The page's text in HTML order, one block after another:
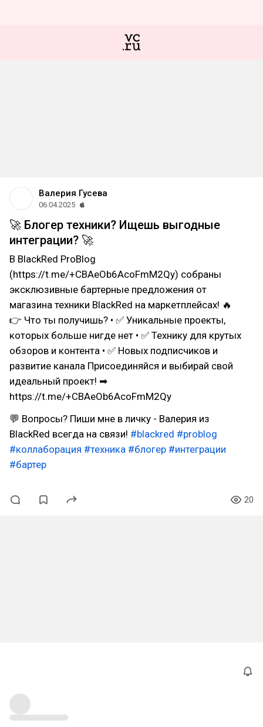
Валерия Гусева
06.04.2025
🚀 Блогер техники? Ищешь выгодные
интеграции? 🚀
В BlackRed ProBlog
(https://t.me/+CBAeOb6AcoFmM2Qy) собраны
эксклюзивные бартерные предложения от
магазина техники BlackRed на маркетплейсах! 🔥
👉 Что ты получишь? • ✅ Уникальные проекты,
которых больше нигде нет • ✅ Технику для крутых
обзоров и контента • ✅ Новых подписчиков и
развитие канала Присоединяйся и выбирай свой
идеальный проект! ➡
https://t.me/+CBAeOb6AcoFmM2Qy
💬 Вопросы? Пиши мне в личку - Валерия из
BlackRed всегда на связи! #blackred #problog
#коллаборация #техника #блогер #интеграции
#бартер
20